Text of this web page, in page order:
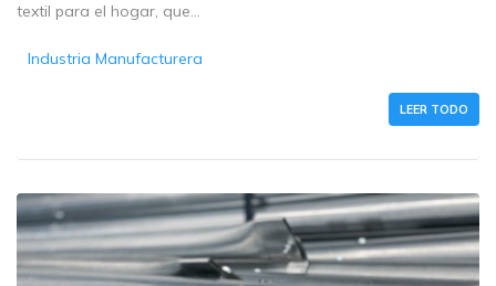
textil para el hogar, que...
Industria Manufacturera
LEER TODO